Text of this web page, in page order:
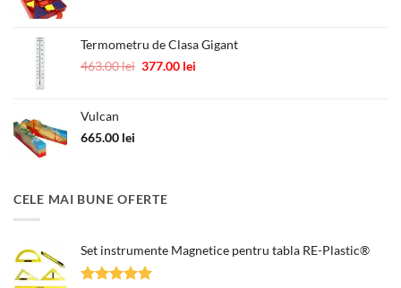
Termometru de Clasa Gigant
463.00lei Prețul
377.00 lei
Vulcan
665.00 lei
CELE MAI BUNE OFERTE
Set instrumente Magnetice pentru tabla RE-Plastic®